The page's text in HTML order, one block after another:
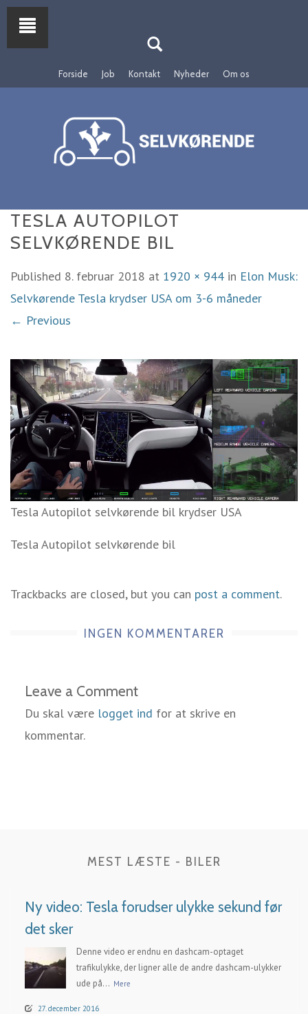
Forside Job Kontakt Nyheder Om os
TESLA AUTOPILOT
SELVKØRENDE BIL
Published 8. februar 2018 at 1920 × 944 in Elon Musk:
Selvkørende Tesla krydser USA om 3-6 måneder
← Previous
Tesla Autopilot selvkørende bil krydser USA
Tesla Autopilot selvkørende bil
Trackbacks are closed, but you can post a comment.
INGEN KOMMENTARER
Leave a Comment
Du skal være logget ind for at skrive en
kommentar.
MEST LÆSTE - BILER
Ny video: Tesla forudser ulykke sekund før
det sker
Denne video er endnu en dashcam-optaget
trafikulykke, der ligner alle de andre dashcam-ulykker
ude på... Mere
27. december 2016